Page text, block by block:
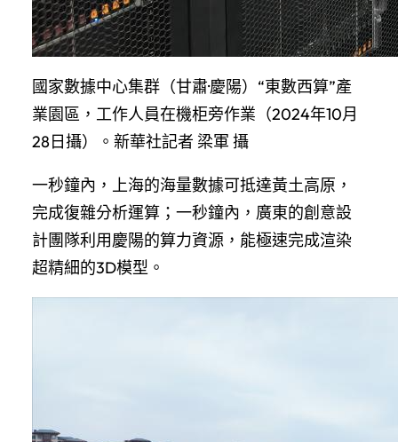
國家數據中心集群（甘肅·慶陽）“東數西算”產
業園區，工作人員在機柜旁作業（2024年10月
28日攝）。新華社記者 梁軍 攝
一秒鐘內，上海的海量數據可抵達黃土高原，
完成復雜分析運算；一秒鐘內，廣東的創意設
計團隊利用慶陽的算力資源，能極速完成渲染
超精細的3D模型。